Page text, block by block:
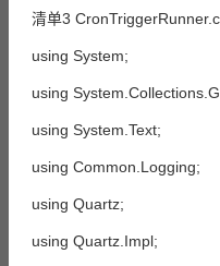
清单3
using System;
using
using System.Text;
using Common.Logging;
using Quartz;
using Quartz.Impl;